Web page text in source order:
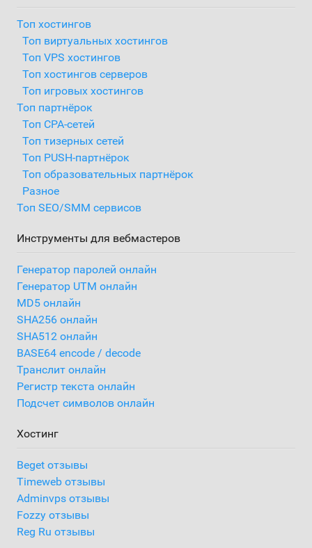
Топ хостингов
Топ виртуальных хостингов
Топ VPS хостингов
Топ хостингов серверов
Топ игровых хостингов
Топ партнёрок
Топ CPA-сетей
Топ тизерных сетей
Топ PUSH-партнёрок
Топ образовательных партнёрок
Разное
Топ SEO/SMM сервисов
Инструменты для вебмастеров
Генератор паролей онлайн
Генератор UTM онлайн
MD5 онлайн
SHA256 онлайн
SHA512 онлайн
BASE64 encode / decode
Транслит онлайн
Регистр текста онлайн
Подсчет символов онлайн
Хостинг
Beget отзывы
Timeweb отзывы
Adminvps отзывы
Fozzy отзывы
Reg Ru отзывы